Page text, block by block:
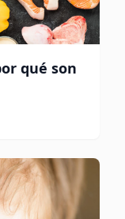
qué son